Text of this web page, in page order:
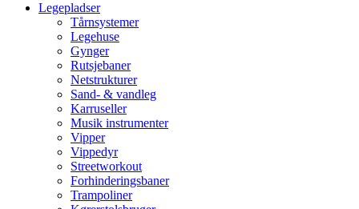
Legepladser
Tårnsystemer
Legehuse
Gynger
Rutsjebaner
Netstrukturer
Sand- & vandleg
Karruseller
Musik instrumenter
Vipper
Vippedyr
Streetworkout
Forhinderingsbaner
Trampoliner